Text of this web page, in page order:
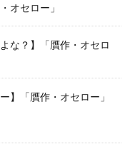
オセロー」
な？】「贋作・オセロ
】「贋作・オセロー」